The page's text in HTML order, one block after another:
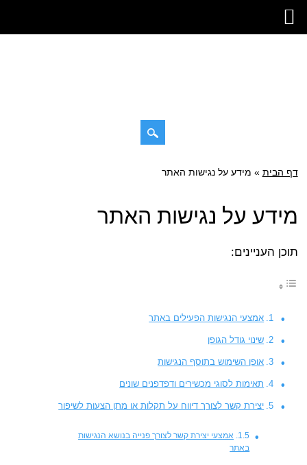
תפריט ראשי
דילוג
דף הבית » מידע על נגישות האתר
מידע על נגישות האתר
תוכן העניינים:
אמצעי הנגישות הפעילים באתר
שינוי גודל הגופן
אופן השימוש בתוסף הנגישות
תאימות לסוגי מכשירים ודפדפנים שונים
יצירת קשר לצורך דיווח על תקלות או מתן הצעות לשיפור
אמצעי יצירת קשר לצורך פנייה בנושא הנגישות
באתר